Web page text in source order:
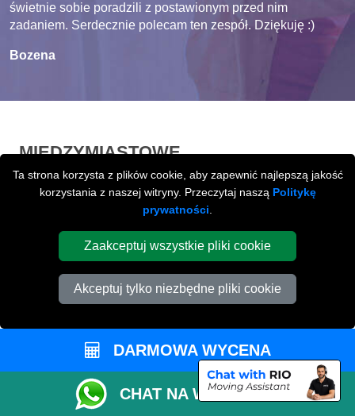
Ta strona korzysta z plików cookie, aby zapewnić najlepszą jakość
korzystania z naszej witryny. Przeczytaj naszą Politykę
prywatności
Zaakceptuj wszystkie pliki cookie
Akceptuj tylko niezbędne pliki cookie
świetnie sobie poradzili z postawionym przed nim
zadaniem. Serdecznie polecam ten zespół. Dziękuję :)
Bozena
MIĘDZYMIASTOWE
PRZEPROWADZKIZ / LUB DO
PETERBOROUGH
Międzymiastoweprzeprowadzki z / lub do
Peterborough na terenie całej Wielkiej Brytani.
DARMOWA WYCENA
CHAT NA WHATSAPP